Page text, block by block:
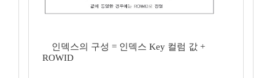
인덱스의 구성 = 인덱스 Key 컬럼 값 +
ROWID